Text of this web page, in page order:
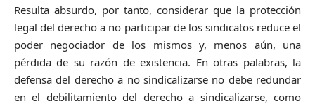
Resulta absurdo, por tanto, considerar que la protección
legal del derecho a no participar de los sindicatos reduce el
poder negociador de los mismos y, menos aún, una
pérdida de su razón de existencia. En otras palabras, la
defensa del derecho a no sindicalizarse no debe redundar
en el debilitamiento del derecho a sindicalizarse, como